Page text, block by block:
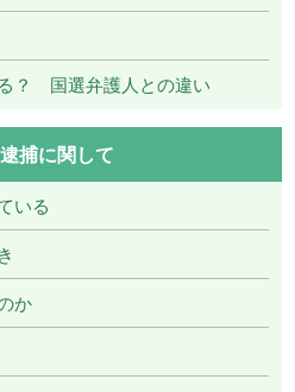
？ 国選弁護人との違い
捕に関して
いる
か